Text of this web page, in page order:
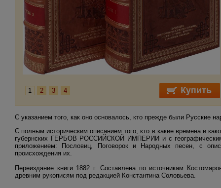
1 2 3 4
С указанием того, как оно основалось, кто прежде были Русские
С полным историческим описанием того, кто в какие времена и
губернских ГЕРБОВ РОССИЙСКОЙ ИМПЕРИИ и с
приложением: Пословиц, Поговорок и Народных песен, с
происхождения их.
Переиздание книги 1882 г. Составлена по источникам
древним рукописям под редакцией Константина Соловьева.